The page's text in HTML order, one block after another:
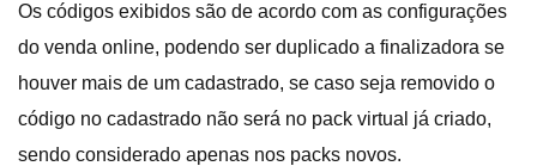
Os códigos exibidos são de acordo com as configurações
do venda online, podendo ser duplicado a finalizadora se
houver mais de um cadastrado, se caso seja removido o
código no cadastrado não será no pack virtual já criado,
sendo considerado apenas nos packs novos.